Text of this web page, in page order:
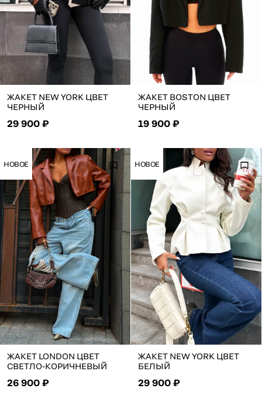
ЖАКЕТ NEW YORK ЦВЕТ
ЧЕРНЫЙ
29 900 ₽
ЖАКЕТ BOSTON ЦВЕТ
ЧЕРНЫЙ
19 900 ₽
НОВОЕ
ЖАКЕТ LONDON ЦВЕТ
СВЕТЛО-КОРИЧНЕВЫЙ
26 900 ₽
НОВОЕ
ЖАКЕТ NEW YORK ЦВЕТ
БЕЛЫЙ
29 900 ₽